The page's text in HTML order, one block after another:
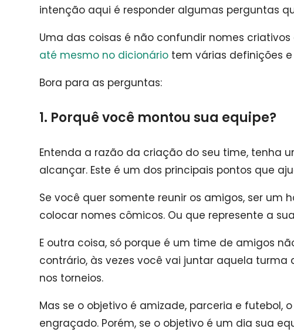
intenção aqui é responder algumas perguntas
Uma das coisas é não confundir nomes
até mesmo no dicionário tem várias definições
Bora para as perguntas:
1. Porquê você montou sua equipe?
Entenda a razão da criação do seu time, tenha
alcançar. Este é um dos principais pontos que
Se você quer somente reunir os amigos, ser um
colocar nomes cômicos. Ou que represente a
E outra coisa, só porque é um time de amigos
contrário, às vezes você vai juntar aquela
nos torneios.
Mas se o objetivo é amizade, parceria e futebol,
engraçado. Porém, se o objetivo é um dia sua